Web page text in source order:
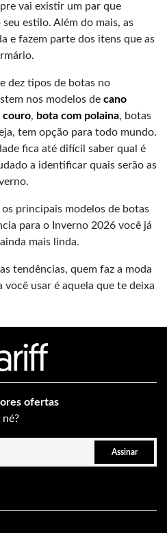
vai existir um par que
estilo. Além do mais, as
e fazem parte dos itens que as
dez tipos de botas no
nos modelos de cano
couro, bota com polaina, botas
tem opção para todo mundo.
fica até difícil saber qual é
a identificar quais serão as
principais modelos de botas
para o Inverno 2026 você já
mais linda.
tendências, quem faz a moda
usar é aquela que te deixa
ofertas
Assinar